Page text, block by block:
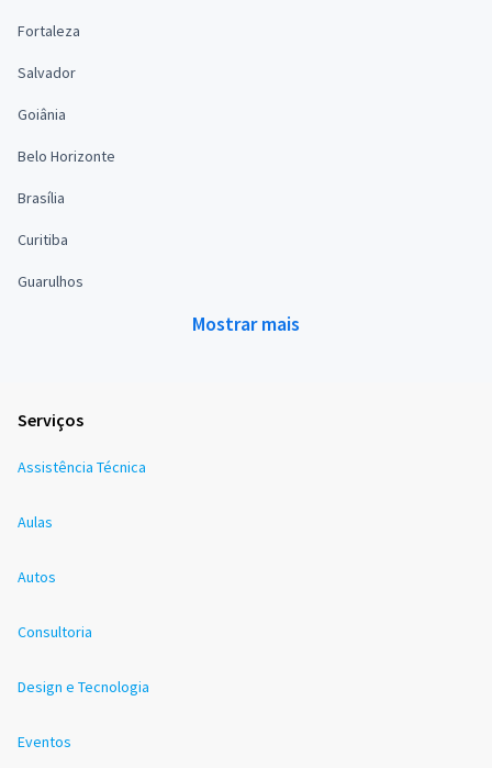
Fortaleza
Salvador
Goiânia
Belo Horizonte
Brasília
Curitiba
Guarulhos
Mostrar mais
Serviços
Assistência Técnica
Aulas
Autos
Consultoria
Design e Tecnologia
Eventos